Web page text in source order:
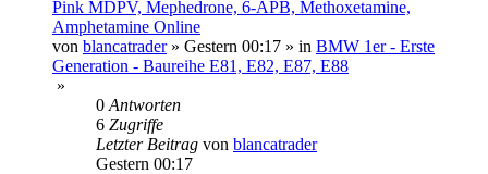
Pink MDPV, Mephedrone, 6-APB, Methoxetamine,
Amphetamine Online
von blancatrader» Gestern 00:17 » in BMW 1er - Erste
Generation - Baureihe E81, E82, E87, E88
»
0 Antworten
6 Zugriffe
Letzter Beitrag von blancatrader
Gestern 00:17